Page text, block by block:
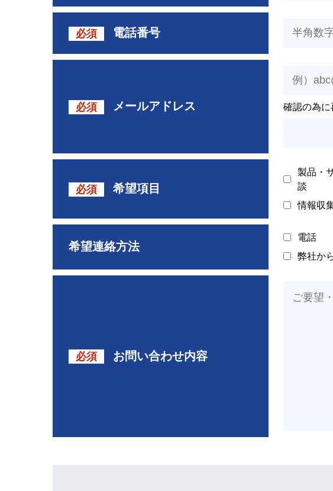
必須 電話番号
必須 メールアドレス 確認の為に
必須 希望項目
製品・
談
情報収
希望連絡方法
電話
弊社か
必須 お問い合わせ内容